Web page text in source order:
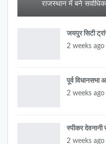
राजस्थान में बने
जयपुर सिटी
2 weeks ago
पूर्व विधानसभा
2 weeks ago
स्पीकर
2 weeks ago